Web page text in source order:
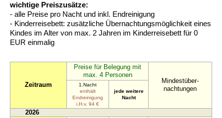
wichtige Preiszusätze:
- alle Preise pro Nacht und inkl. Endreinigung
- Kinderreisebett: zusätzliche Übernachtungsmöglichkeit eines
Kindes im Alter von max. 2 Jahren im Kinderreisebett für 0
EUR einmalig
Zeitraum
Preise für Belegung mit
max. 4 Personen
Mindestüber-
nachtungen
1.Nacht
enthält
Endreinigung
i.H.v. 94 €
jede weitere
Nacht
2026